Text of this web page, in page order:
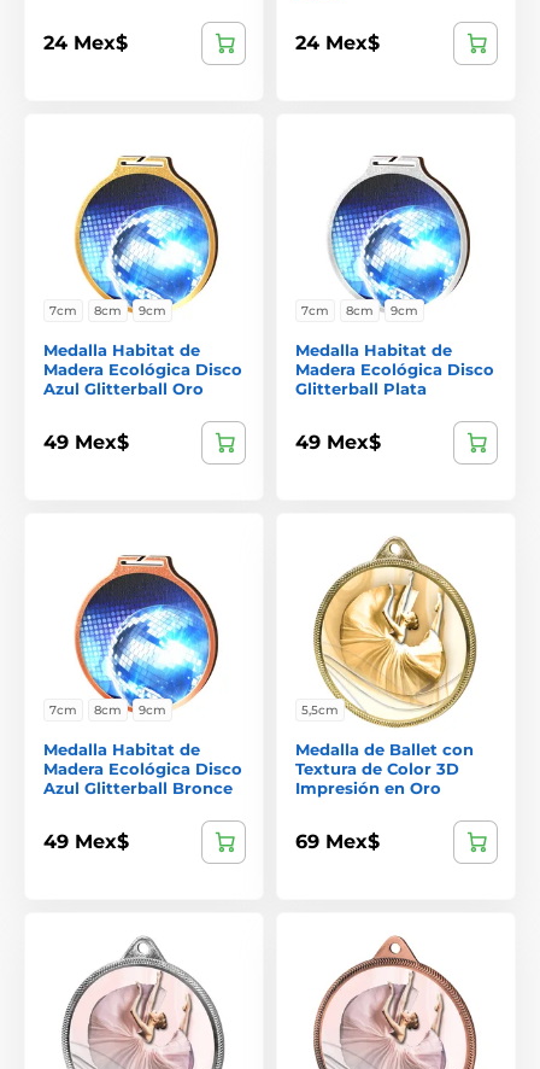
24 Mex$ 24 Mex$
7cm 8cm 9cm
Medalla Habitat de
Madera Ecológica Disco
Azul Glitterball Oro
49 Mex$
7cm 8cm 9cm
Medalla Habitat de
Madera Ecológica Disco
Glitterball Plata
49 Mex$
7cm 8cm 9cm
Medalla Habitat de
Madera Ecológica Disco
Azul Glitterball Bronce
49 Mex$
5,5cm
Medalla de Ballet con
Textura de Color 3D
Impresión en Oro
69 Mex$